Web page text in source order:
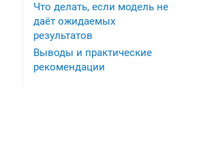
Что делать, если модель не
даёт ожидаемых
результатов
Выводы и практические
рекомендации